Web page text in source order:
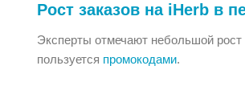
Рост заказов на iHerb в
Эксперты отмечают небольшой рост
пользуется промокодами.